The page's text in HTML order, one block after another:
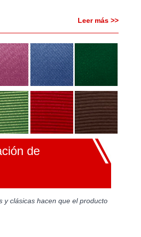
Leer más >>
de
y clásicas hacen que el producto